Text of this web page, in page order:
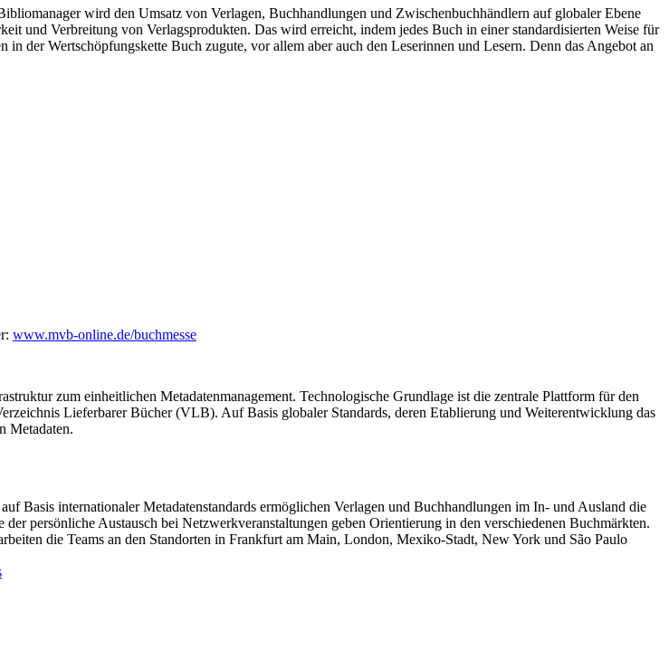
wird den Umsatz von Verlagen, Buchhandlungen und Zwischenbuchhändlern auf globaler Ebene
und Verbreitung von Verlagsprodukten. Das wird erreicht, indem jedes Buch in einer standardisierten Weise für
der Wertschöpfungskette Buch zugute, vor allem aber auch den Leserinnen und Lesern. Denn das Angebot an
www.mvb-online.de/buchmesse
zum einheitlichen Metadatenmanagement. Technologische Grundlage ist die zentrale Plattform für den
Lieferbarer Bücher (VLB). Auf Basis globaler Standards, deren Etablierung und Weiterentwicklung das
Metadaten.
Basis internationaler Metadatenstandards ermöglichen Verlagen und Buchhandlungen im In- und Ausland die
persönliche Austausch bei Netzwerkveranstaltungen geben Orientierung in den verschiedenen Buchmärkten.
die Teams an den Standorten in Frankfurt am Main, London, Mexiko-Stadt, New York und São Paulo